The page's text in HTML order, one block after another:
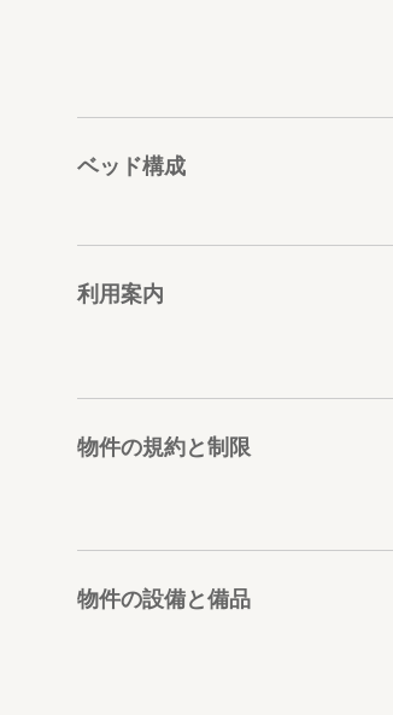
ベッド構成
利用案内
物件の規約と制限
物件の設備と備品